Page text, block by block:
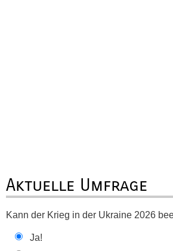
Aktuelle Umfrage
Kann der Krieg in der Ukraine 2026
Ja!